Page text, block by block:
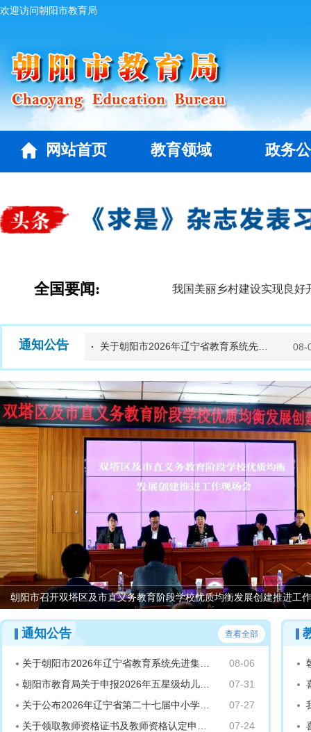
欢迎访问朝阳市教育局
网站首页 教育领域 政务
通知公告 08-
朝阳市召开双塔区及市直义务教育阶段学校优质均衡发展创建推进工作现场会
通知公告 查看全部
08-06
关于朝阳市2026年辽宁省教育系统先进集体、先进个人推荐对象名单的公示
07-31
朝阳市教育局关于申报2026年五星级幼儿园名单的公示
07-27
关于公布2026年辽宁省第二十七届中小学生数字素养提升实践活动、第十届全国青少年 无人机大赛（辽宁省赛）暨朝阳市学生数字素养提升实践活动和全市机器人、 无人机大赛竞赛结果的通知
07-24
关于领取教师资格证书及教师资格认定申请表的通知